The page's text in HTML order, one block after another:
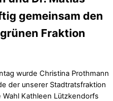
gemeinsam den
Fraktion
wurde Christina Prothmann
der unserer Stadtratsfraktion
Kathleen Lützkendorfs